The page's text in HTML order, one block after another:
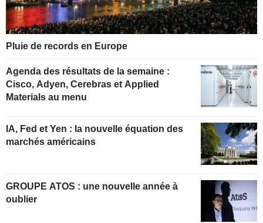
Pluie de records en Europe
Agenda des résultats de la semaine :
Cisco, Adyen, Cerebras et Applied
Materials au menu
IA, Fed et Yen : la nouvelle équation des
marchés américains
GROUPE ATOS : une nouvelle année à
oublier